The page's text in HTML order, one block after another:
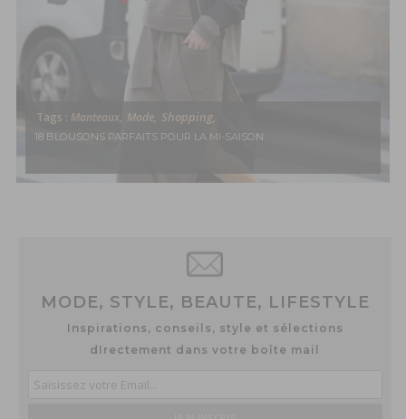
Tags : Manteaux, Mode, Shopping,
18 BLOUSONS PARFAITS POUR LA MI-SAISON
MODE, STYLE, BEAUTE, LIFESTYLE
Inspirations, conseils, style et sélections
dIrectement dans votre boîte mail